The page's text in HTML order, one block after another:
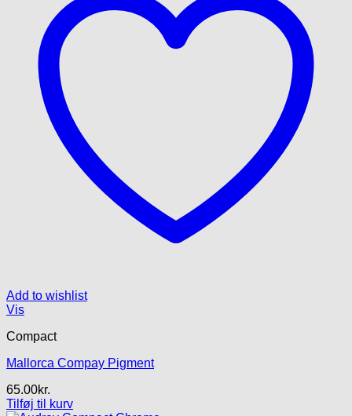
Add to wishlist
Vis
Compact
Mallorca Compay Pigment
65.00kr.
Tilføj til kurv